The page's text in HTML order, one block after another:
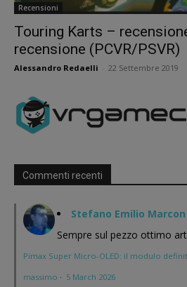
Recensioni
Touring Karts –
recensione (PCVR/PSVR)
Alessandro Redaelli 22 Settembre 2019
Commenti recenti
Stefano Emilio Marcon
Sempre sul pezzo ottimo
Pimax Super Micro-OLED: il modulo
massimo · 5 March 2026